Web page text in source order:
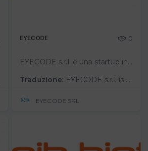
EYECODE 0
EYECODE s.r.l. è una startup innovativa che si prefigge la realizzazione di un dispositivo medicale chiamato “EyeCode” semplice ed innovativo che facilita l’esecuzione di interventi di trapianto corneale lamellare con tecnica DA…
Traduzione: EYECODE s.r.l. is an innovative startup that aims to create a medical device called "EyeCode" that is simple and innovative and facilitates the performance of corneal lamellar transplantation surgeries using the DALK (Deep Antherior La…
EYECODE SRL